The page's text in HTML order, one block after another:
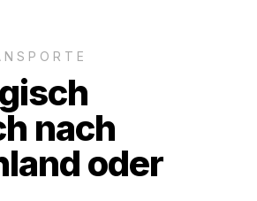
nach
oder